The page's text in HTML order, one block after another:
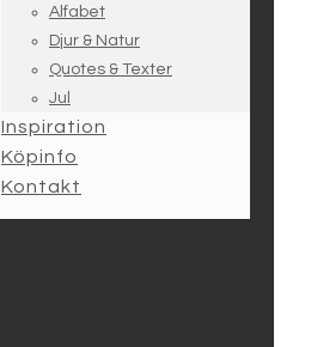
Alfabet
Djur & Natur
Quotes & Texter
Jul
Inspiration
Köpinfo
Kontakt